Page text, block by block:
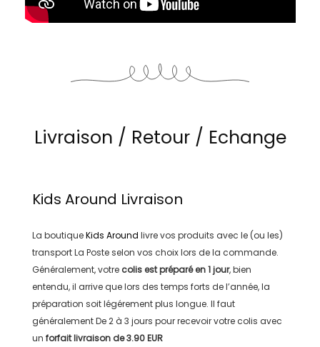
Livraison / Retour / Echange
Kids Around Livraison
La boutiqueKids Around livre vos produits avec le (ou les)
transportLa Posteselon vos choix lors de la commande.
Généralement, votre colis est préparé en1 jour, bien
entendu, il arrive que lors des temps forts de l’année, la
préparation soit légérement plus longue. Il faut
généralementDe 2 à 3 jours pour recevoir votre colis avec
un forfait livraison de3.90 EUR